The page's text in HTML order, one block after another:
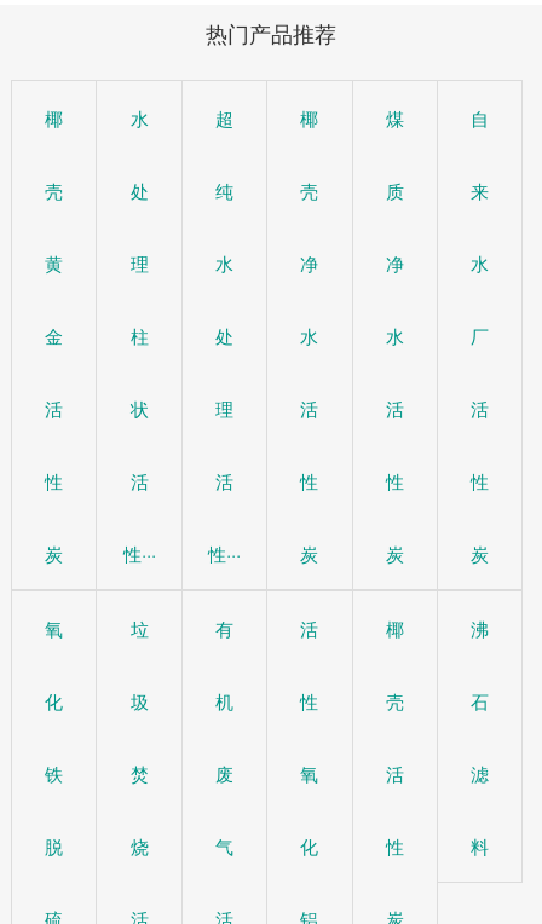
含硫化合物化学吸附到脱硫催化剂小孔中，改变其化学组成从而净化
热门产品推荐
椰
壳
黄
金
活
性
炭
水
处
理
柱
状
活
性···
超
纯
水
处
理
活
性···
椰
壳
净
水
活
性
炭
煤
质
净
水
活
性
炭
自
来
水
厂
活
性
炭
氧
化
铁
脱
硫
垃
圾
焚
烧
活
有
机
废
气
活
活
性
氧
化
铝
椰
壳
活
性
炭
沸
石
滤
料